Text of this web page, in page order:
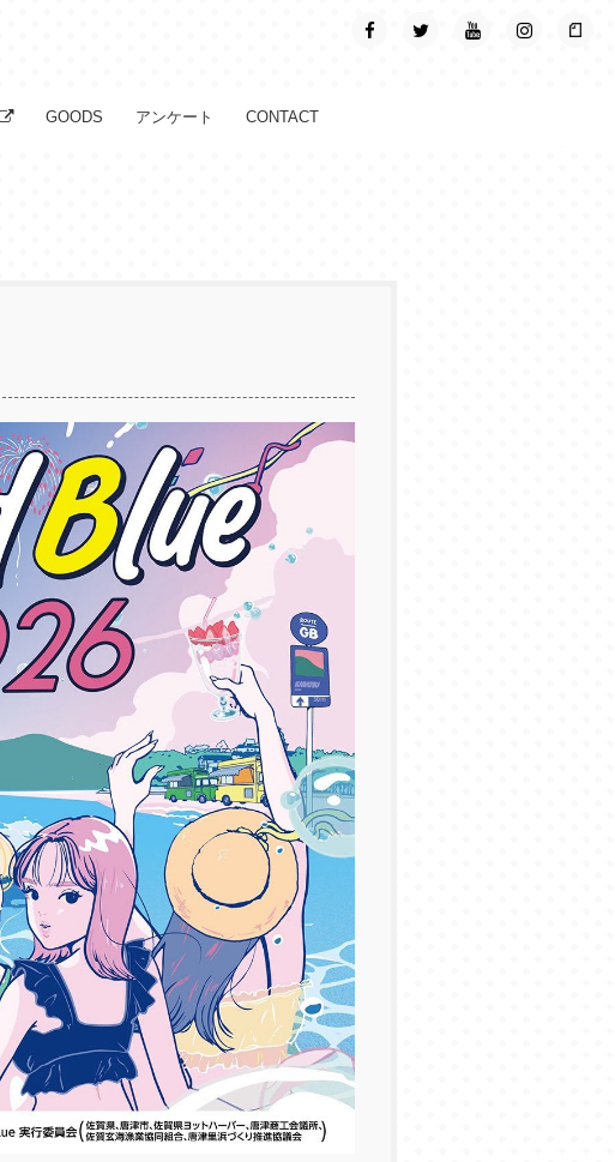
GOODS アンケート CONTACT